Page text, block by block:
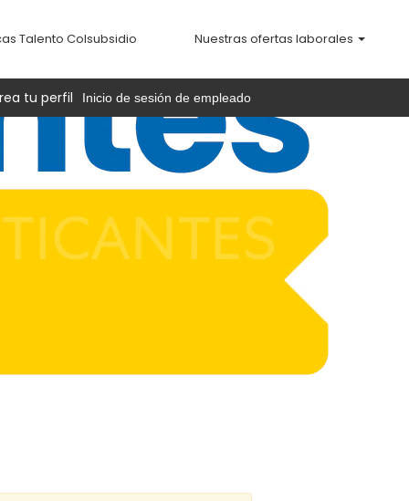
Talento Colsubsidio Nuestras ofertas laborales
tu perfil Inicio de sesión de empleado